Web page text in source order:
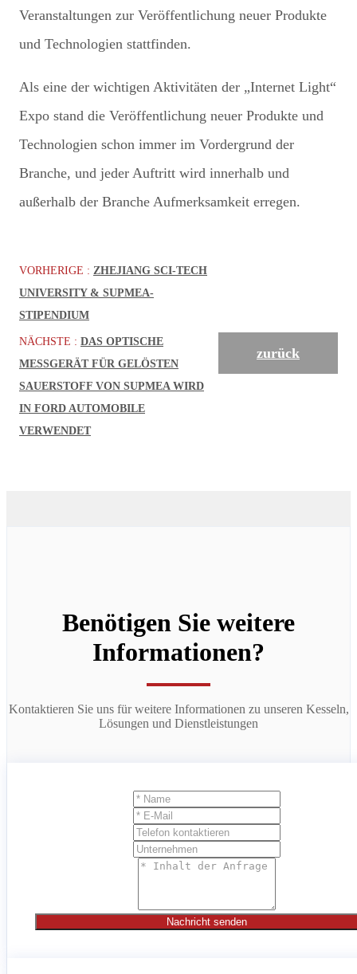
Veranstaltungen zur Veröffentlichung neuer Produkte
und Technologien stattfinden.
Als eine der wichtigen Aktivitäten der „Internet Light“
Expo stand die Veröffentlichung neuer Produkte und
Technologien schon immer im Vordergrund der
Branche, und jeder Auftritt wird innerhalb und
außerhalb der Branche Aufmerksamkeit erregen.
VORHERIGE : ZHEJIANG SCI-TECH
UNIVERSITY & SUPMEA-
STIPENDIUM
NÄCHSTE : DAS OPTISCHE
MESSGERÄT FÜR GELÖSTEN
SAUERSTOFF VON SUPMEA WIRD
IN FORD AUTOMOBILE
VERWENDET
zurück
Benötigen Sie weitere
Informationen?
Kontaktieren Sie uns für weitere Informationen zu unseren Kesseln,
Lösungen und Dienstleistungen
Nachricht senden